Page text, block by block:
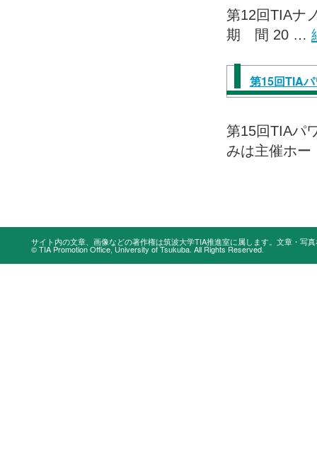
第12回TIAナ
期 間 20 …
第15回TIA
第15回TIAパ
みは主催ホ
サイト内の文章、画像などの著作権は筑波大学TIA推進室に属します。文章・写
© TIA Promotion Office, University of Tsukuba. All Rights Reserved.